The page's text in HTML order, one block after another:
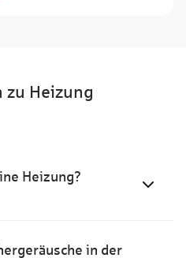
zu Heizung
Heizung?
in der